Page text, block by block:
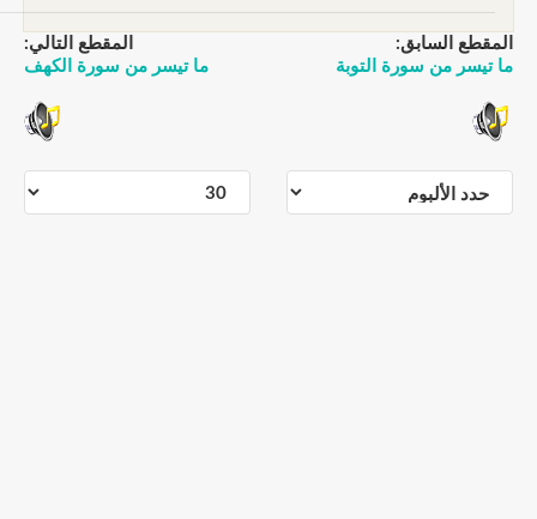
السابق:
من سورة التوبة
المقطع التالي:
ما تيسر من سورة الكهف